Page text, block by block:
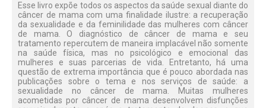
Esse livro expõe todos os aspectos da saúde sexual diante do
câncer de mama com uma finalidade ilustre: a recuperação
da sexualidade e da feminilidade das mulheres com câncer
de mama. O diagnóstico de câncer de mama e seu
tratamento repercutem de maneira implacável não somente
na saúde física, mas no psicológico e emocional das
mulheres e suas parcerias de vida. Entretanto, há uma
questão de extrema importância que é pouco abordada nas
publicações sobre o tema e nos serviços de saúde: a
sexualidade no câncer de mama. Muitas mulheres
acometidas por câncer de mama desenvolvem disfunções